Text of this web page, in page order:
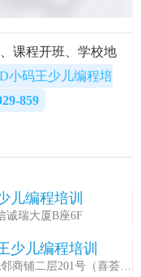
课程开班、学校地
小码王少儿编程培
859
儿编程培训
诚瑞大厦B座6F
少儿编程培训
商铺二层201号（喜荟城